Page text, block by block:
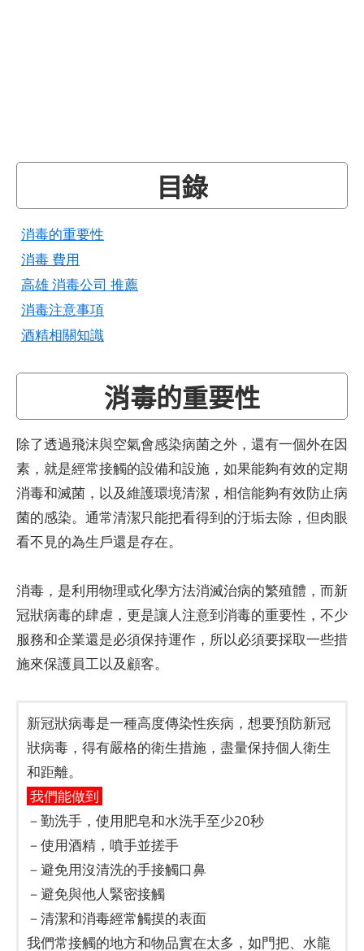
目錄
消毒的重要性
消毒 費用
高雄 消毒公司 推薦
消毒注意事項
酒精相關知識
消毒的重要性
除了透過飛沫與空氣會感染病菌之外，還有一個外在因
素，就是經常接觸的設備和設施，如果能夠有效的定期
消毒和滅菌，以及維護環境清潔，相信能夠有效防止病
菌的感染。通常清潔只能把看得到的汙垢去除，但肉眼
看不見的為生戶還是存在。
消毒，是利用物理或化學方法消滅治病的繁殖體，而新
冠狀病毒的肆虐，更是讓人注意到消毒的重要性，不少
服務和企業還是必須保持運作，所以必須要採取一些措
施來保護員工以及顧客。
新冠狀病毒是一種高度傳染性疾病，想要預防新冠
狀病毒，得有嚴格的衛生措施，盡量保持個人衛生
和距離。
我們能做到
－勤洗手，使用肥皂和水洗手至少20秒
－使用酒精，噴手並搓手
－避免用沒清洗的手接觸口鼻
－避免與他人緊密接觸
－清潔和消毒經常觸摸的表面
我們常接觸的地方和物品實在太多，如門把、水龍